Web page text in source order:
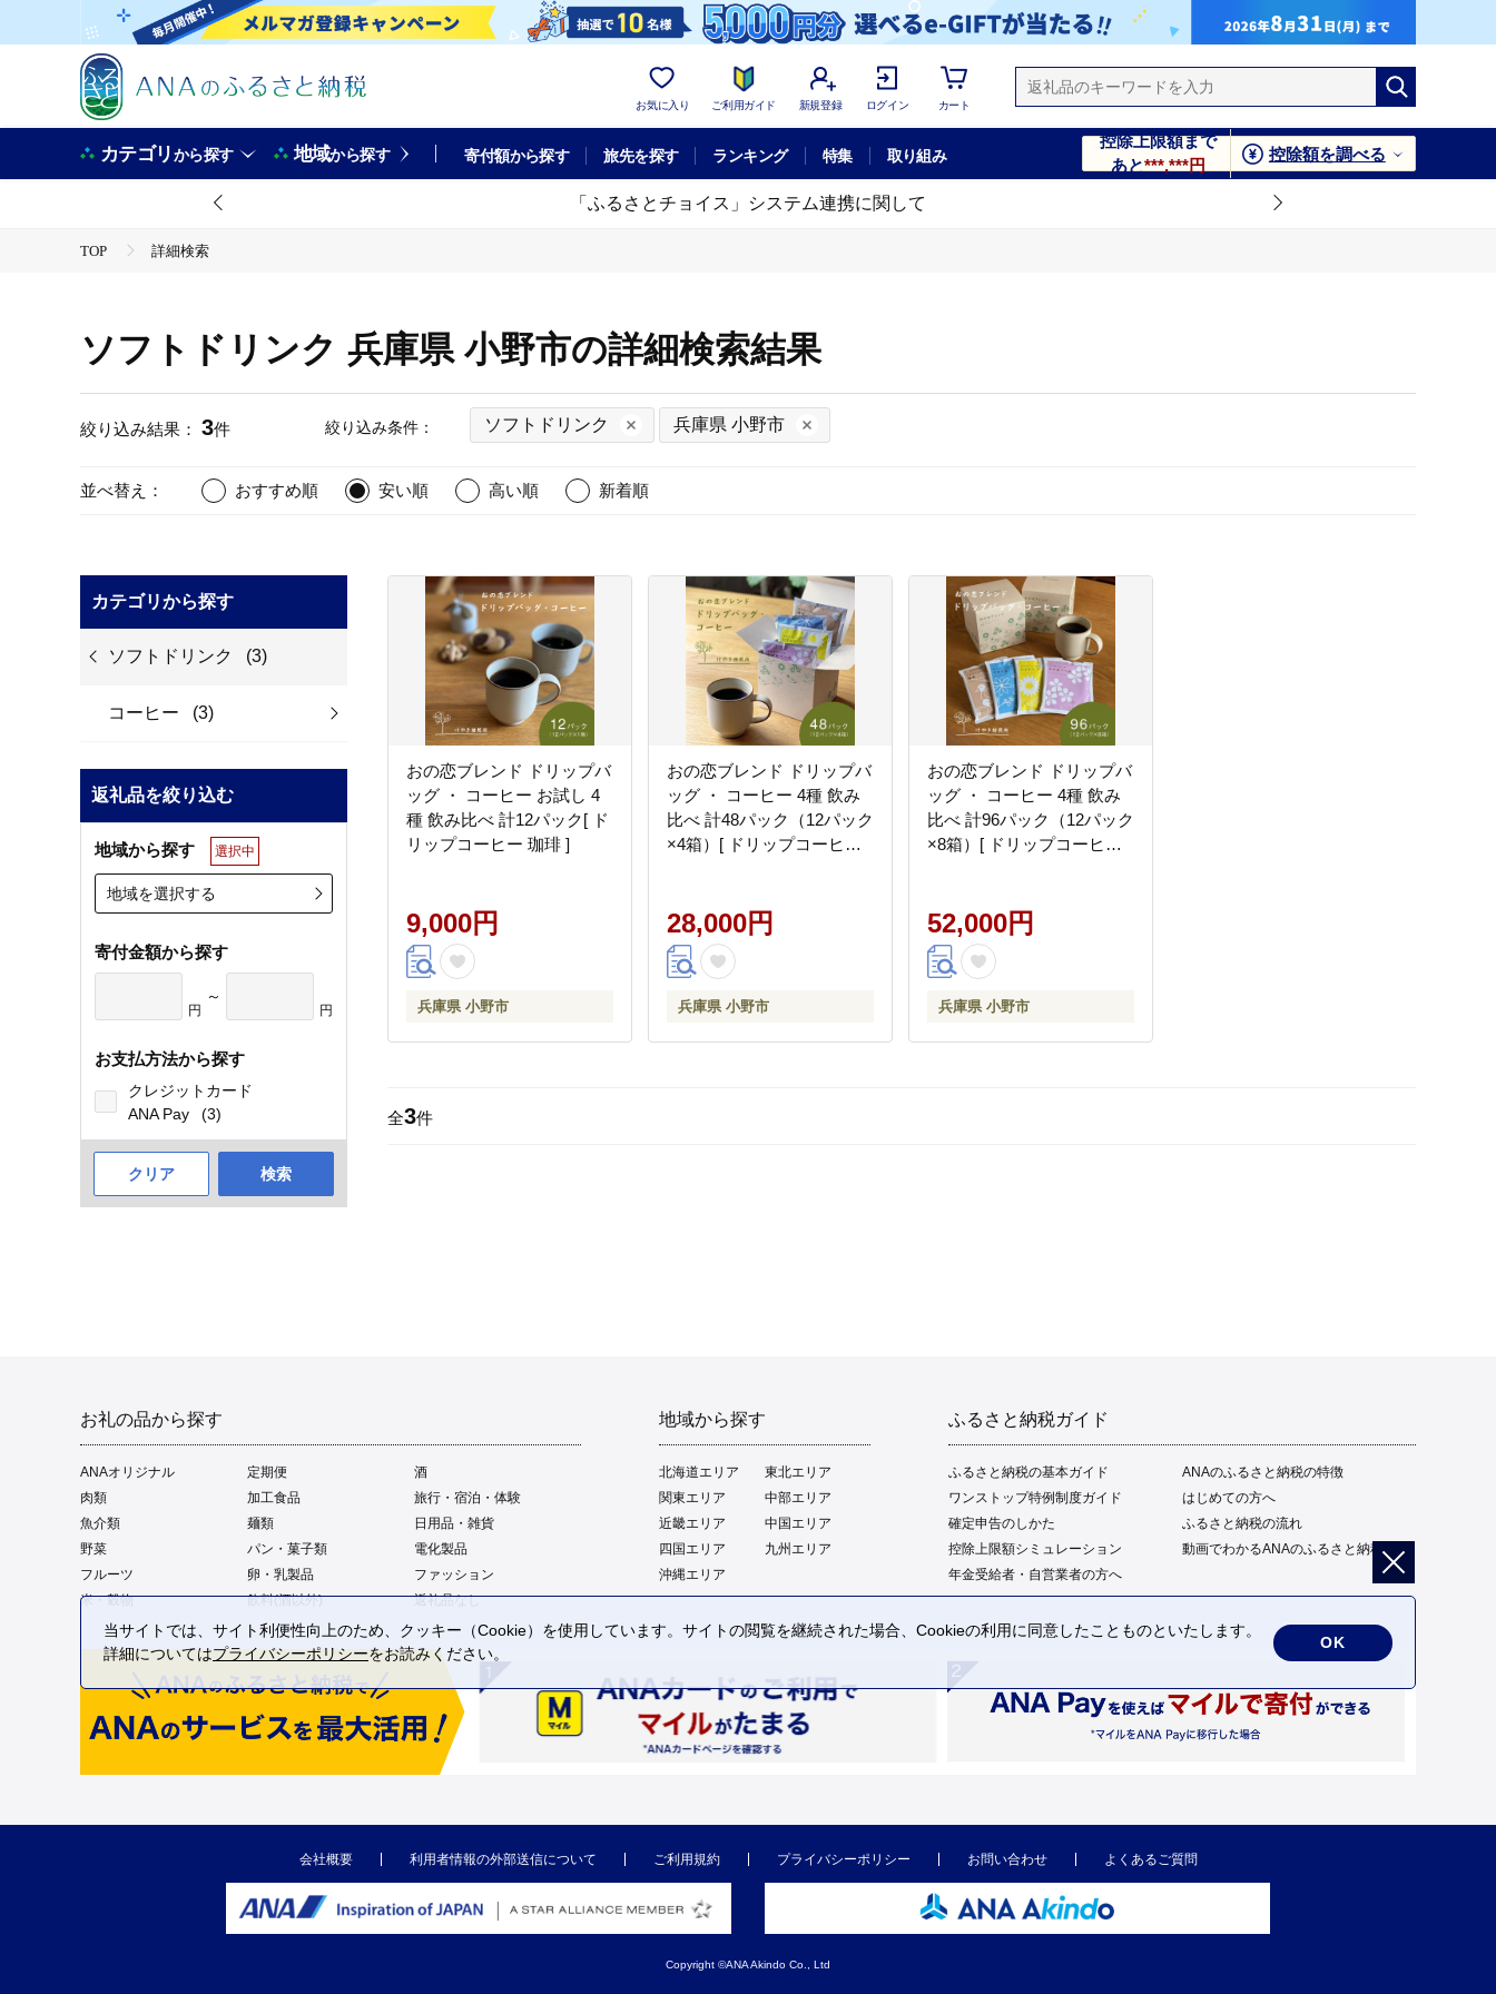
お気に入り ご利用ガイド 新規登録 ログイン カート
カテゴリから探す 地域から探す 寄付額から探す 旅先を探す ランキング 特集 取り組み
控除上限額まで
あと***,***円
控除額を調べる
「ふるさとチョイス」システム連携に関して
TOP 詳細検索
ソフトドリンク 兵庫県 小野市の詳細検索結果
絞り込み結果： 3件 絞り込み条件： ソフトドリンク 兵庫県 小野市
並べ替え： おすすめ順 安い順 高い順 新着順
カテゴリから探す
ソフトドリンク (3)
コーヒー (3)
返礼品を絞り込む
地域から探す 選択中
地域を選択する
寄付金額から探す
円
～
円
お支払方法から探す
クレジットカード
ANA Pay
(3)
クリア 検索
おの恋ブレンド ドリップバ
ッグ ・ コーヒー お試し 4
種 飲み比べ 計12パック[ ド
リップコーヒー 珈琲 ]
9,000円
兵庫県 小野市
おの恋ブレンド ドリップバ
ッグ ・ コーヒー 4種 飲み
比べ 計48パック（12パック
×4箱）[ ドリップコーヒー
28,000円
兵庫県 小野市
おの恋ブレンド ドリップバ
ッグ ・ コーヒー 4種 飲み
比べ 計96パック（12パック
×8箱）[ ドリップコーヒー
52,000円
兵庫県 小野市
全3件
お礼の品から探す
ANAオリジナル 定期便
酒
肉類
加工食品
旅行・宿泊・体験
魚介類
麺類
日用品・雑貨
野菜
パン・菓子類
電化製品
フルーツ
卵・乳製品
ファッション
米・穀物
飲料(酒以外) 返礼品なし
地域から探す
北海道エリア
東北エリア
関東エリア
中部エリア
近畿エリア
中国エリア
四国エリア
九州エリア
沖縄エリア
ふるさと納税ガイド
ふるさと納税の基本ガイド
ANAのふるさと納税の特徴
ワンストップ特例制度ガイド
はじめての方へ
確定申告のしかた
ふるさと納税の流れ
控除上限額シミュレーション
動画でわかるANAのふるさと納税
年金受給者・自営業者の方へ
会社概要 利用者情報の外部送信について ご利用規約 プライバシーポリシー お問い合わせ よくあるご質問
Copyright ©ANA Akindo Co., Ltd
当サイトでは、サイト利便性向上のため、クッキー（Cookie）を使用しています。サイトの閲覧を継続された場合、Cookieの利用に同意したことものといたします。
詳細についてはプライバシーポリシーをお読みください。
OK